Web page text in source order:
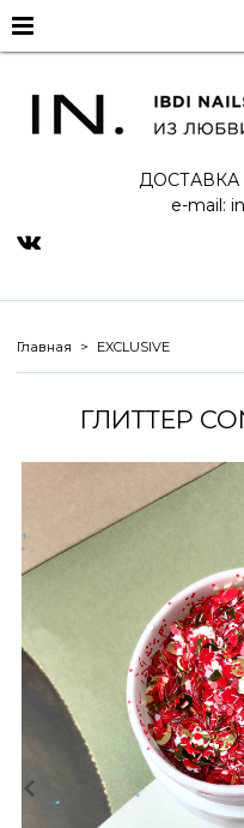
e-mail:
Главная EXCLUSIVE
ГЛИТТЕР